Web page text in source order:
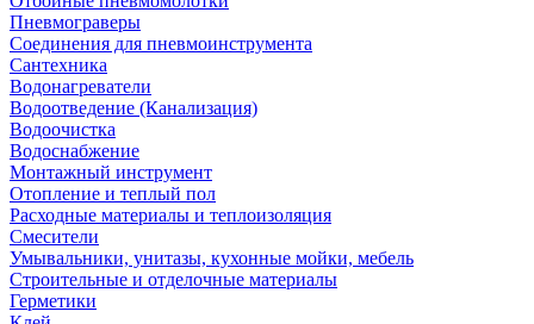
Пневмограверы
Соединения для пневмоинструмента
Сантехника
Водонагреватели
Водоотведение (Канализация)
Водоочистка
Водоснабжение
Монтажный инструмент
Отопление и теплый пол
Расходные материалы и теплоизоляция
Смесители
Умывальники, унитазы, кухонные мойки, мебель
Строительные и отделочные материалы
Герметики